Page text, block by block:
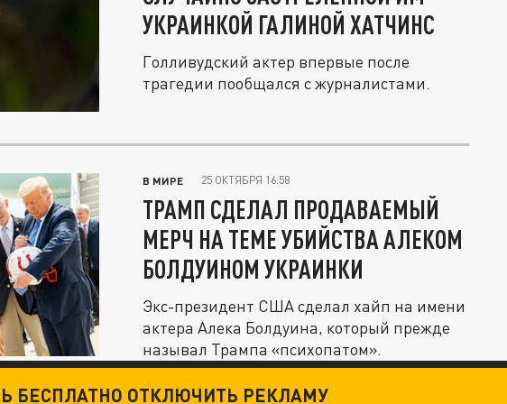
УКРАИНКОЙ ГАЛИНОЙ ХАТЧИНС
Голливудский актер впервые после
трагедии пообщался с журналистами.
В МИРЕ 25 ОКТЯБРЯ 16:58
ТРАМП СДЕЛАЛ ПРОДАВАЕМЫЙ
МЕРЧ НА ТЕМЕ УБИЙСТВА АЛЕКОМ
БОЛДУИНОМ УКРАИНКИ
Экс-президент США сделал хайп на имени
актера Алека Болдуина, который прежде
называл Трампа «психопатом».
БЕСПЛАТНО ОТКЛЮЧИТЬ РЕКЛАМУ